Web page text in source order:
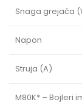
Snaga grejača
Napon
Struja (A)
M80K* – Bojleri